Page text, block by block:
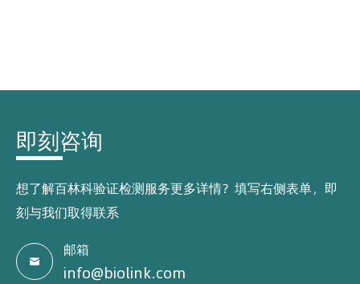
即刻咨询
想了解百林科验证检测服务更多详情？填写右侧表单，即
刻与我们取得联系

邮箱
info@biolink.com